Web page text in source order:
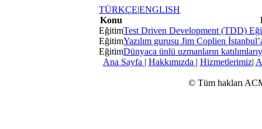
TÜRKÇE|ENGLISH
Konu
EğitimTest Driven Development (TDD)
EğitimYazılım gurusu Jim Coplien
EğitimDünyaca ünlü uzmanların
Ana Sayfa | Hakkımızda | Hizmetlerimiz|
© Tüm hakları